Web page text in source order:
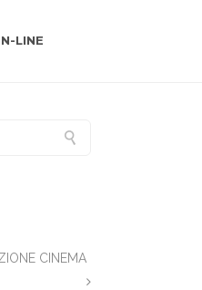
LINE
CINEMA